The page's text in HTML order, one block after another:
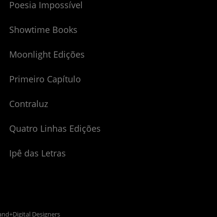
Poesia Impossível
Showtime Books
Moonlight Edições
Primeiro Capítulo
Contraluz
Quatro Linhas Edições
Ipê das Letras
Designers